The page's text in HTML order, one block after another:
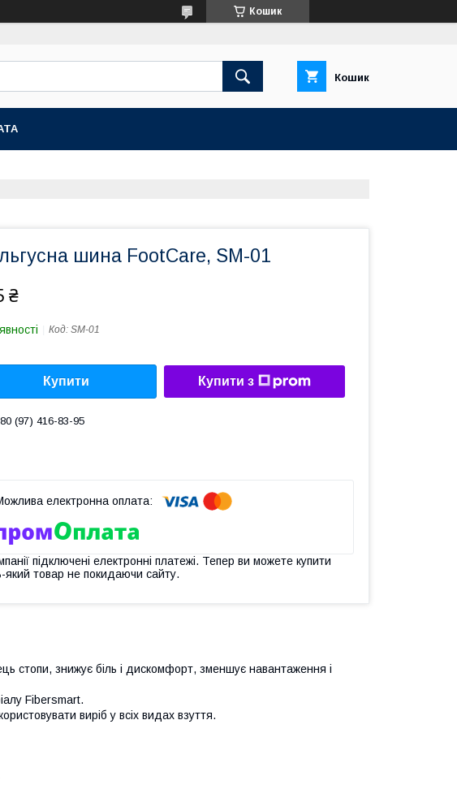
Кошик
Кошик
шина FootCare, SM-01
₴
Код: SM-01
Купити Купити з
(97) 416-83-95
підключені електронні платежі. Тепер ви можете купити
який товар не покидаючи сайту.
стопи, знижує біль і дискомфорт, зменшує навантаження і
Fibersmart.
виріб у всіх видах взуття.